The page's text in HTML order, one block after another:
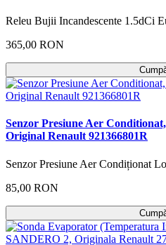
Releu Bujii Incandescente 1.5dCi
365,00 RON
Senzor Presiune Aer
Original Renault 921366801R
Senzor Presiune Aer Condiționat
85,00 RON